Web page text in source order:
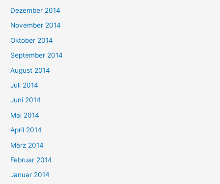
Dezember 2014
November 2014
Oktober 2014
September 2014
August 2014
Juli 2014
Juni 2014
Mai 2014
April 2014
März 2014
Februar 2014
Januar 2014